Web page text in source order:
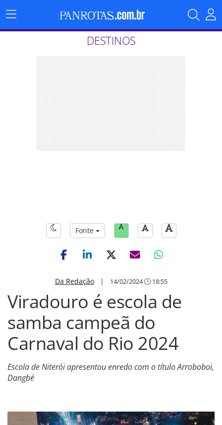
Menu
Principal
DESTINOS
Fonte
Da Redação| 14/02/2024 18:55
Viradouro é escola de
samba campeã do
Carnaval do Rio 2024
Escola de Niterói apresentou enredo com o título Arroboboi,
Dangbé